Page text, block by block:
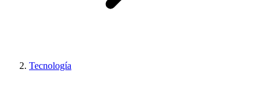
Tecnología